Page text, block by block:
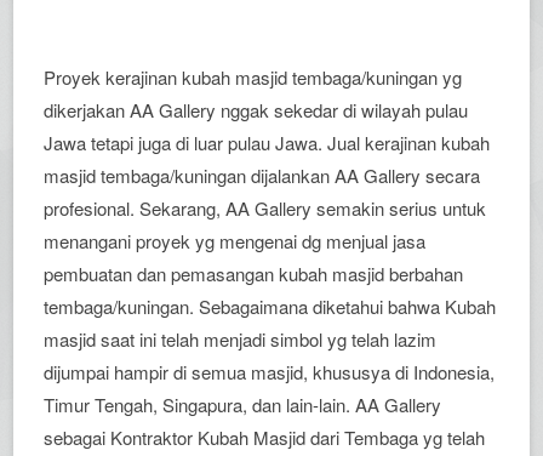
Proyek kerajinan kubah masjid tembaga/kuningan yg
dikerjakan AA Gallery nggak sekedar di wilayah pulau
Jawa tetapi juga di luar pulau Jawa. Jual kerajinan kubah
masjid tembaga/kuningan dijalankan AA Gallery secara
profesional. Sekarang, AA Gallery semakin serius untuk
menangani proyek yg mengenai dg menjual jasa
pembuatan dan pemasangan kubah masjid berbahan
tembaga/kuningan. Sebagaimana diketahui bahwa Kubah
masjid saat ini telah menjadi simbol yg telah lazim
dijumpai hampir di semua masjid, khususya di Indonesia,
Timur Tengah, Singapura, dan lain-lain. AA Gallery
sebagai Kontraktor Kubah Masjid dari Tembaga yg telah